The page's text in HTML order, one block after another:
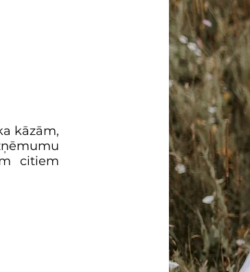
kāzām,
citiem